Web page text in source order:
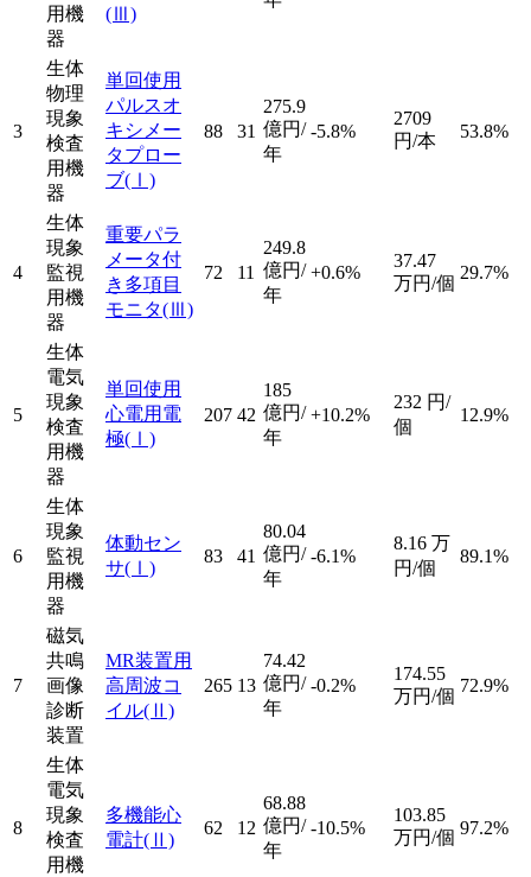
用機
器
(Ⅲ)
3
生体
物理
現象
検査
用機
器
単回使用
パルスオ
キシメー
タプロー
ブ(Ⅰ)
88 31
275.9
億円/
年
-5.8%
2709
円/本
53.8%
4
生体
現象
監視
用機
器
重要パラ
メータ付
き多項目
モニタ(Ⅲ)
72 11
249.8
億円/
年
+0.6%
37.47
万円/個
29.7%
5
生体
電気
現象
検査
用機
器
単回使用
心電用電
極(Ⅰ)
207 42
185
億円/
年
+10.2%
232 円/
個
12.9%
6
生体
現象
監視
用機
器
体動セン
サ(Ⅰ)
83 41
80.04
億円/
年
-6.1%
8.16 万
円/個
89.1%
7
磁気
共鳴
画像
診断
装置
MR装置用
高周波コ
イル(Ⅱ)
265 13
74.42
億円/
年
-0.2%
174.55
万円/個
72.9%
8
生体
電気
現象
検査
用機
多機能心
電計(Ⅱ)
62 12
68.88
億円/
年
-10.5%
103.85
万円/個 97.2%